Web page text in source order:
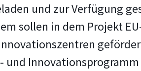
und zur Verfügung
sollen in dem Projekt
und